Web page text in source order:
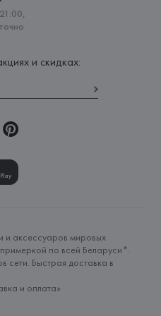
и скидках:
и аксессуаров мировых
по всей Беларуси*.
сети. Быстрая доставка в
и оплата»